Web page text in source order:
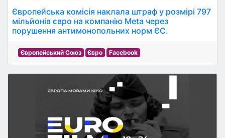
Європейська комісія наклала штраф у розмірі 797
мільйонів євро на компанію Meta через
порушення антимонопольних норм ЄС.
Європейський Союз Євро Facebook